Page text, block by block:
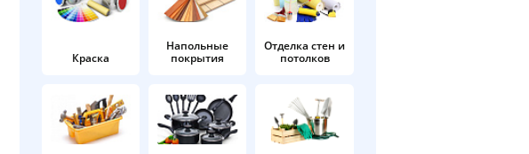
Краска
Напольные
покрытия
Отделка стен и
потолков